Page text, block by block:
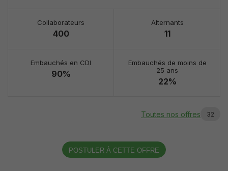
Collaborateurs
400
Alternants
11
Embauchés en CDI
90%
Embauchés de moins de
25 ans
22%
Toutes nos offres 32
POSTULER À CETTE OFFRE
Experience
Ils ont pour
possible
pendant votre
visite. Si vous
fonctionnalités